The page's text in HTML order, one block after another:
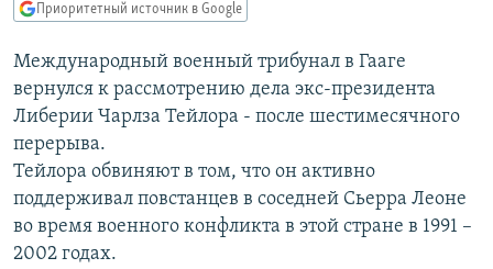
Вернутся
поиску
КАВКАЗ.РЕАЛИИ
СЕВЕР.РЕАЛИИ
СИБИРЬ.РЕАЛИИ
РАСПИСАНИЕ ВЕЩАНИЯ
ПОДПИШИТЕСЬ НА РАССЫЛКУ
СОЦИАЛЬНЫЕ СЕТИ
Приоритетный источник в Google
Международный военный трибунал в Гааге
вернулся к рассмотрению дела экс-президента
Либерии Чарлза Тейлора - после шестимесячного
перерыва.
Тейлора обвиняют в том, что он активно
поддерживал повстанцев в соседней Сьерра Леоне
во время военного конфликта в этой стране в 1991 –
2002 годах.